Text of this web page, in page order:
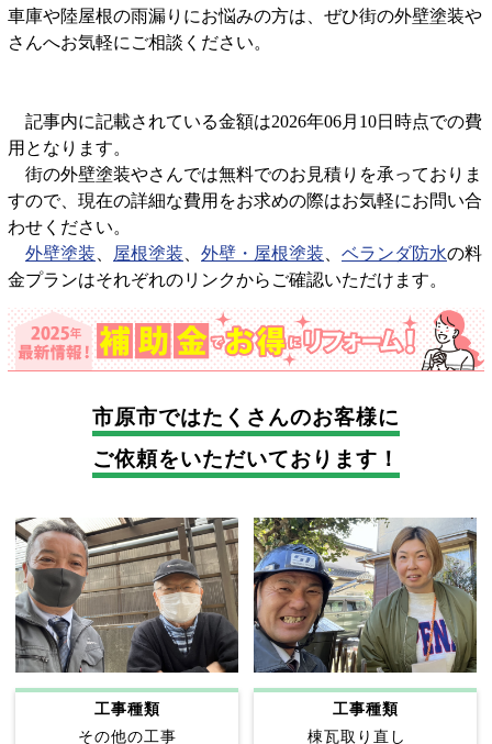
車庫や陸屋根の雨漏りにお悩みの方は、ぜひ街の外壁塗装や
さんへお気軽にご相談ください。
記事内に記載されている金額は2026年06月10日時点での費
用となります。
街の外壁塗装やさんでは無料でのお見積りを承っておりま
すので、現在の詳細な費用をお求めの際はお気軽にお問い合
わせください。
外壁塗装
屋根塗装 外壁・屋根塗装 ベランダ防水の料
金プランはそれぞれのリンクからご確認いただけます。
市原市ではたくさんのお客様に
ご依頼をいただいております！
工事種類
その他の工事
工事種類
棟瓦取り直し